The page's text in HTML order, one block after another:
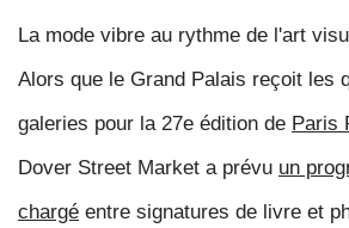
La mode vibre au rythme de l'art
Alors que le Grand Palais reçoit les
galeries pour la 27e édition de Paris
Dover Street Market a prévu un
chargé entre signatures de livre et